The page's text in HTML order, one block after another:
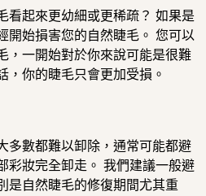
看起來更幼細或更稀疏？ 如果是
開始損害您的自然睫毛。 您可以
，一開始對於你來說可能是很難
，你的睫毛只會更加受損。
多數都難以卸除，通常可能都避
彩妝完全卸走。 我們建議一般避
是自然睫毛的修復期間尤其重